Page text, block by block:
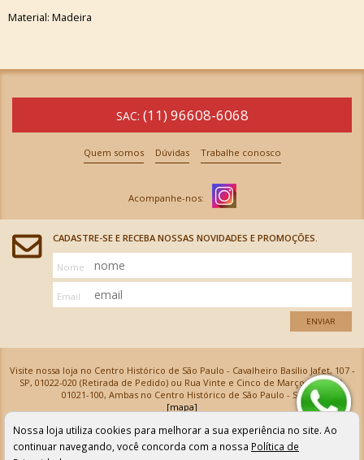
Material: Madeira
SAC: (11) 96608-6068
Quem somos Dúvidas Trabalhe conosco
CADASTRE-SE E RECEBA NOSSAS NOVIDADES E PROMOÇÕES.
Nome
Email
ENVIAR
Visite nossa loja no Centro Histórico de São Paulo - Cavalheiro Basílio Jafet, 107 -
SP, 01022-020 (Retirada de Pedido) ou Rua Vinte e Cinco de Março, 576 - SP,
01021-100, Ambas no Centro Histórico de São Paulo - SP
[mapa]
Armarinhos Santa Cecília Ltda | CNPJ: 61.069.639/0001-18
Os preços e as condições de pagamento apresentadas na loja virtual não valem para nossa loja física e
podem sofrer alterações sem aviso prévio. Vendas com cartão de crédito sujeitas a análise e
confirmação de dados.
Nossa loja utiliza cookies para melhorar a sua experiência no site. Ao
continuar navegando, você concorda com a nossa Política de